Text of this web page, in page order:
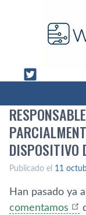
DISPOSITIVO
Publicado el 11
Han pasado ya
comentamos